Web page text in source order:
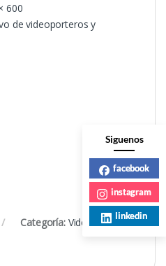
600
de videoporteros y
Categoría: Video Portero
Siguenos
facebook
instagram
linkedin